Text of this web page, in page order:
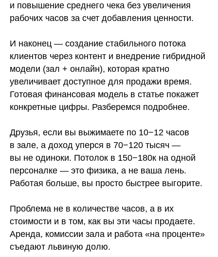
и повышение среднего чека без увеличения
рабочих часов за счет добавления ценности.
И наконец — создание стабильного потока
клиентов через контент и внедрение гибридной
модели (зал + онлайн), которая кратно
увеличивает доступное для продажи время.
Готовая финансовая модель в статье покажет
конкретные цифры. Разберемся подробнее.
Друзья, если вы выжимаете по 10−12 часов
в зале, а доход уперся в 70−120 тысяч —
вы не одиноки. Потолок в 150−180к на одной
персоналке — это физика, а не ваша лень.
Работая больше, вы просто быстрее выгорите.
Проблема не в количестве часов, а в их
стоимости и в том, как вы эти часы продаете.
Аренда, комиссии зала и работа «на проценте»
съедают львиную долю.